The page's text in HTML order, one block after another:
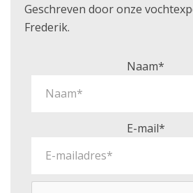
Geschreven door onze
Frederik.
Naam*
E-mail*